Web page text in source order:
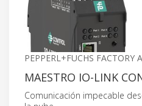
PEPPERL+FUCHS FACTORY
MAESTRO IO-LINK
Comunicación impecable